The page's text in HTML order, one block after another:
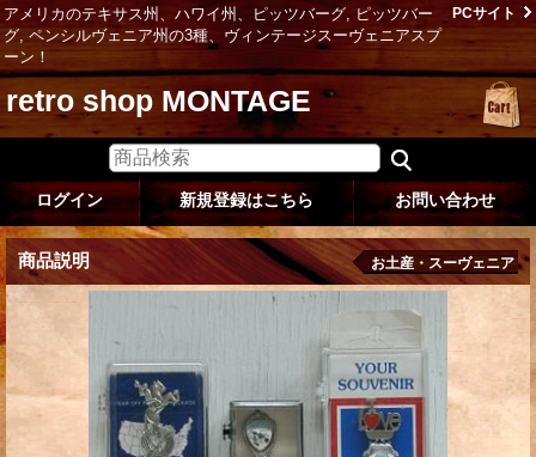
アメリカのテキサス州、ハワイ州、ピッツバーグ, ピッツバー
グ, ペンシルヴェニア州の3種、ヴィンテージスーヴェニアスプ
ーン！
PCサイト
retro shop MONTAGE
ログイン 新規登録はこちら お問い合わせ
商品説明 お土産・スーヴェニア